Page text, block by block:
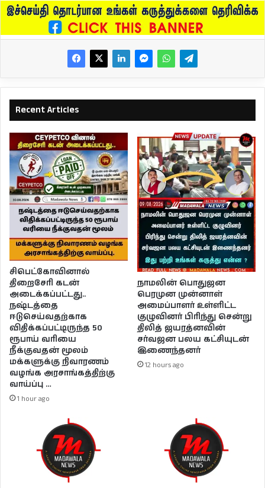
Recent Articles
சிபெட்கோவினால்
திறைசேரி கடன்
அடைக்கப்பட்டது..
நஷ்டத்தை
ஈடுசெய்வதற்காக
விதிக்கப்பட்டிருந்த 50
ரூபாய் வரியை
நீக்குவதன் மூலம்
மக்களுக்கு நிவாரணம்
வழங்க அரசாங்கத்திற்கு
வாய்ப்பு …
1 hour ago
நாமலின் பொதுஜன
பெரமுன முன்னாள்
அமைப்பாளர் உள்ளிட்ட
குழுவினர் பிரிந்து சென்று
திலித் ஜயரத்னவின்
சர்வஜன பலய கட்சியுடன்
இணைந்தனர்
12 hours ago